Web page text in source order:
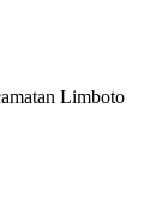
Limboto